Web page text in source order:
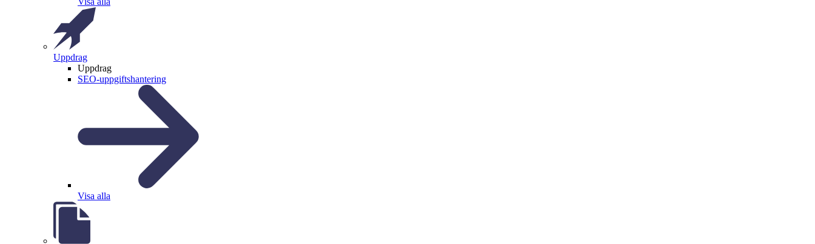
Uppdrag
Uppdrag
SEO-uppgiftshantering
Visa alla